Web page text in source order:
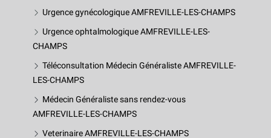
Urgence gynécologique AMFREVILLE-LES-CHAMPS
Urgence ophtalmologique AMFREVILLE-LES-
CHAMPS
Téléconsultation Médecin Généraliste AMFREVILLE-
LES-CHAMPS
Médecin Généraliste sans rendez-vous
AMFREVILLE-LES-CHAMPS
Veterinaire AMFREVILLE-LES-CHAMPS